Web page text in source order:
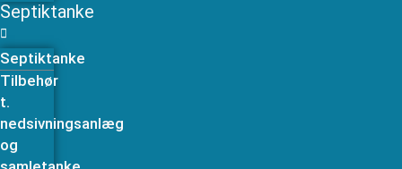
Septiktanke
Septiktanke
Tilbehør
t.
nedsivningsanlæg
og